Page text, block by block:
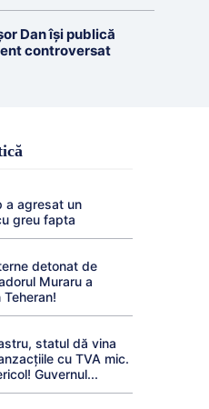
Dan își publică
controversat
a agresat un
greu fapta
detonat de
Muraru a
statul dă vina
cu TVA mic.
Guvernul...